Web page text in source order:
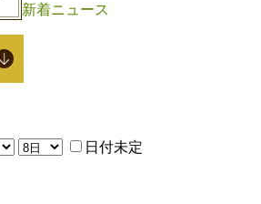
新着ニュース
日付未定